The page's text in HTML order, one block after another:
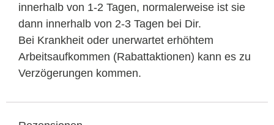
innerhalb von 1-2 Tagen, normalerweise ist sie
dann innerhalb von 2-3 Tagen bei Dir.
Bei Krankheit oder unerwartet erhöhtem
Arbeitsaufkommen (Rabattaktionen) kann es zu
Verzögerungen kommen.